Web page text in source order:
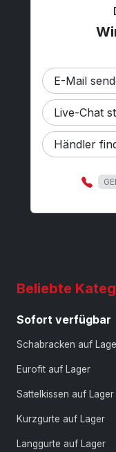
E-Mail
Live-Chat
Händler
Beliebte
Sofort verfügbar
Schabracken auf
Eurofit auf Lager
Sattelkissen auf Lager
Kurzgurte auf Lager
Langgurte auf Lager